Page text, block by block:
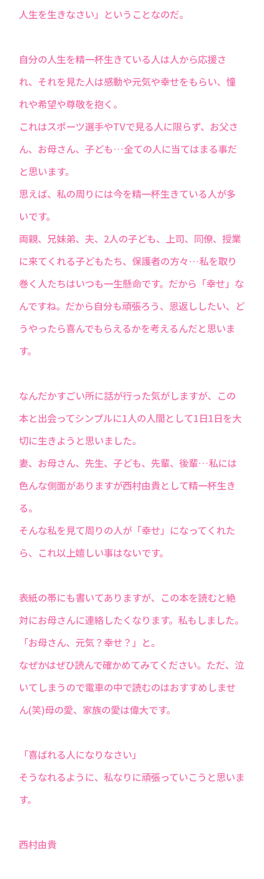
人生を生きなさい」ということなのだ。
自分の人生を精一杯生きている人は人から応援さ
れ、それを見た人は感動や元気や幸せをもらい、憧
れや希望や尊敬を抱く。
これはスポーツ選手やTVで見る人に限らず、お父さ
ん、お母さん、子ども…全ての人に当てはまる事だ
と思います。
思えば、私の周りには今を精一杯生きている人が多
いです。
両親、兄妹弟、夫、2人の子ども、上司、同僚、授業
に来てくれる子どもたち、保護者の方々…私を取り
巻く人たちはいつも一生懸命です。だから「幸せ」な
んですね。だから自分も頑張ろう、恩返ししたい、ど
うやったら喜んでもらえるかを考えるんだと思いま
す。
なんだかすごい所に話が行った気がしますが、この
本と出会ってシンプルに1人の人間として1日1日を大
切に生きようと思いました。
妻、お母さん、先生、子ども、先輩、後輩…私には
色んな側面がありますが西村由貴として精一杯生き
る。
そんな私を見て周りの人が「幸せ」になってくれた
ら、これ以上嬉しい事はないです。
表紙の帯にも書いてありますが、この本を読むと絶
対にお母さんに連絡したくなります。私もしました。
「お母さん、元気？幸せ？」と。
なぜかはぜひ読んで確かめてみてください。ただ、泣
いてしまうので電車の中で読むのはおすすめしませ
ん(笑)母の愛、家族の愛は偉大です。
「喜ばれる人になりなさい」
そうなれるように、私なりに頑張っていこうと思いま
す。
西村由貴